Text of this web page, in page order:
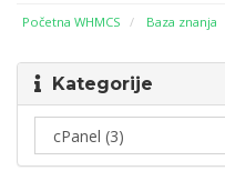
Početna WHMCS Baza znanja
Kategorije